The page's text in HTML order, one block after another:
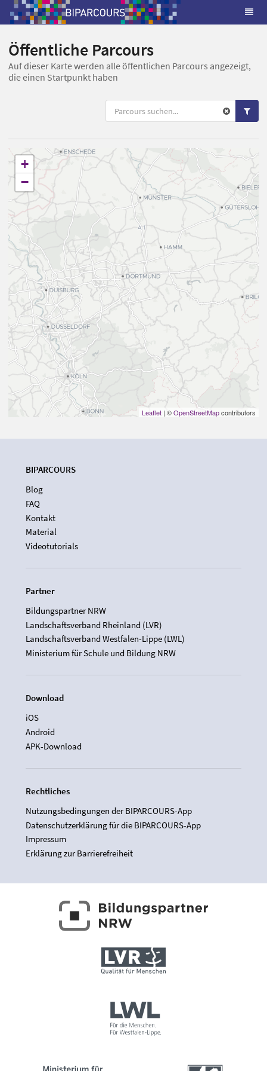
Öffentliche Parcours
Auf dieser Karte werden alle öffentlichen Parcours angezeigt,
die einen Startpunkt haben
+
−
Leaflet | ©OpenStreetMapcontributors
BIPARCOURS
Blog
FAQ
Kontakt
Material
Videotutorials
Partner
Bildungspartner NRW
Landschaftsverband Rheinland (LVR)
Landschaftsverband Westfalen-Lippe (LWL)
Ministerium für Schule und Bildung NRW
Download
iOS
Android
APK-Download
Rechtliches
Nutzungsbedingungen der BIPARCOURS-App
Datenschutzerklärung für die BIPARCOURS-App
Impressum
Erklärung zur Barrierefreiheit